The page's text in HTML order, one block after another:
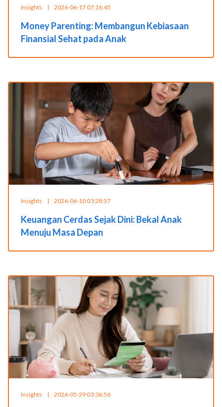
Insights | 2026-06-17 07:16:45
Money Parenting: Membangun Kebiasaan
Finansial Sehat pada Anak
Insights | 2026-06-10 03:28:57
Keuangan Cerdas Sejak Dini: Bekal Anak
Menuju Masa Depan
Insights | 2026-05-29 03:36:56